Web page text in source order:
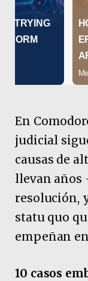
En
judicial
causas de
llevan
resolución,
statu quo
empeñan
10 casos